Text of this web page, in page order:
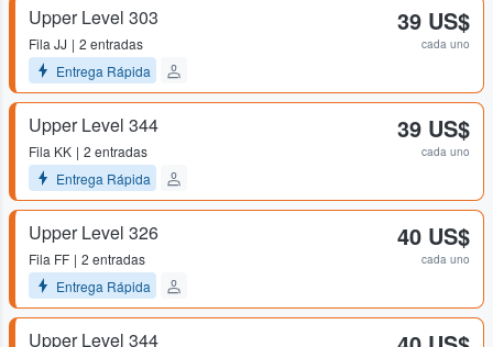
Upper Level 303
Fila JJ
2 entradas
Entrega Rápida
39 US$
cada uno
Upper Level 344
Fila KK
2 entradas
Entrega Rápida
39 US$
cada uno
Upper Level 326
Fila FF
2 entradas
Entrega Rápida
40 US$
cada uno
Upper Level 344